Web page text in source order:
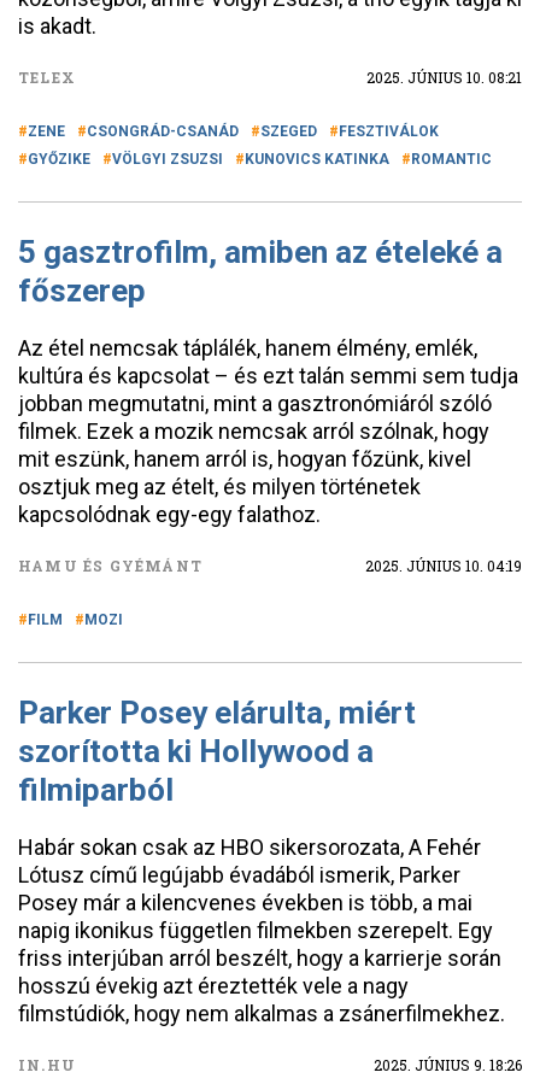
is akadt.
TELEX 2025. JÚNIUS 10. 08:21
ZENE CSONGRÁD-CSANÁD SZEGED
FESZTIVÁLOK
GYŐZIKE
VÖLGYI ZSUZSI KUNOVICS KATINKA ROMANTIC
5 gasztrofilm, amiben az ételeké a
főszerep
Az étel nemcsak táplálék, hanem élmény, emlék,
kultúra és kapcsolat – és ezt talán semmi sem tudja
jobban megmutatni, mint a gasztronómiáról szóló
filmek. Ezek a mozik nemcsak arról szólnak, hogy
mit eszünk, hanem arról is, hogyan főzünk, kivel
osztjuk meg az ételt, és milyen történetek
kapcsolódnak egy-egy falathoz.
HAMU ÉS GYÉMÁNT 2025. JÚNIUS 10. 04:19
FILM MOZI
Parker Posey elárulta, miért
szorította ki Hollywood a
filmiparból
Habár sokan csak az HBO sikersorozata, A Fehér
Lótusz című legújabb évadából ismerik, Parker
Posey már a kilencvenes években is több, a mai
napig ikonikus független filmekben szerepelt. Egy
friss interjúban arról beszélt, hogy a karrierje során
hosszú évekig azt éreztették vele a nagy
filmstúdiók, hogy nem alkalmas a zsánerfilmekhez.
IN.HU 2025. JÚNIUS 9. 18:26